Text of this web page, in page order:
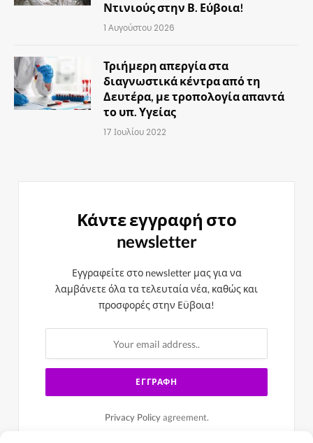
Ντινιούς στην Β. Εύβοια!
1 Αυγούστου 2026
Τριήμερη απεργία στα
διαγνωστικά κέντρα από τη
Δευτέρα, με τροπολογία απαντά
το υπ. Υγείας
17 Ιουλίου 2022
Κάντε εγγραφή στο
newsletter
Εγγραφείτε στο newsletter μας για να
λαμβάνετε όλα τα τελευταία νέα, καθώς και
προσφορές στην Εϋβοια!
Privacy Policyagreement.